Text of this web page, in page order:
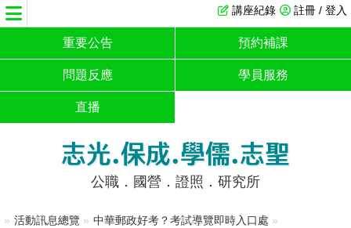
註冊 / 登入
講座紀錄
重要公告 預約補課
問題反應 學員服務
直播
志光.保成.學儒.志聖
公職．國營．證照．研究所
» 活動訊息總覽 » 中華郵政好考？考試導覽即時入口處 »